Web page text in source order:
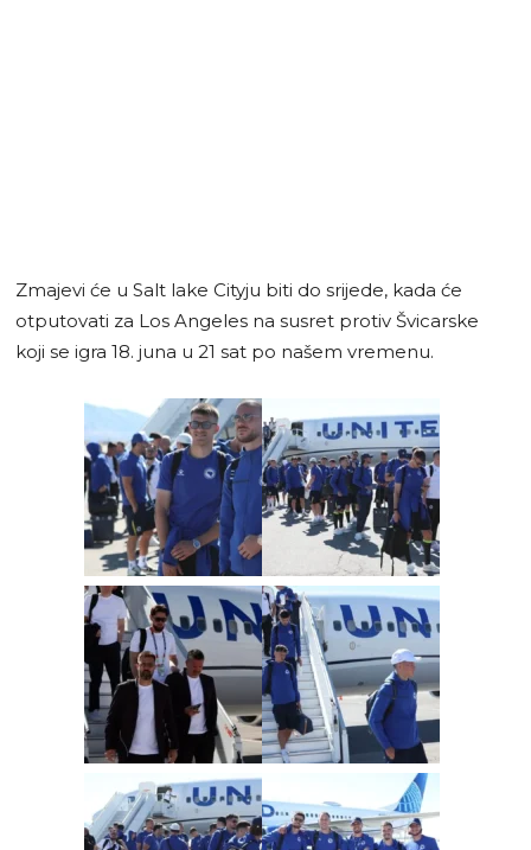
Zmajevi će u Salt lake Cityju biti do srijede, kada će
otputovati za Los Angeles na susret protiv Švicarske
koji se igra 18. juna u 21 sat po našem vremenu.